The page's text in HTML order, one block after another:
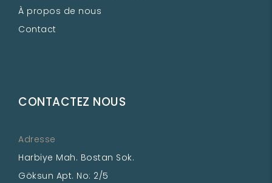
À propos de nous
Contact
CONTACTEZ NOUS
Adresse
Harbiye Mah. Bostan Sok.
Göksun Apt. No: 2/5